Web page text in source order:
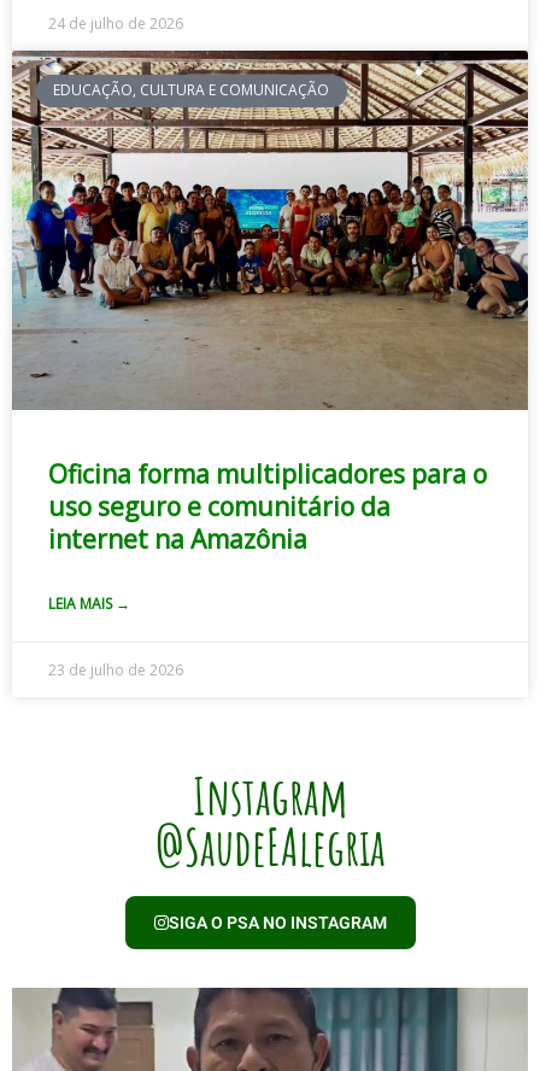
24 de julho de 2026
EDUCAÇÃO, CULTURA E COMUNICAÇÃO
Oficina forma multiplicadores para o
uso seguro e comunitário da
internet na Amazônia
LEIA MAIS →
23 de julho de 2026
Instagram
@SaudeEAlegria
SIGA O PSA NO INSTAGRAM